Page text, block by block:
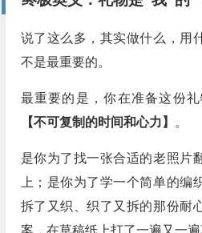
说了这么多，其实做什么，用
不是最重要的。
最重要的是，你在准备这份
【不可复制的时间和心力】
。
是你为了找一张合适的老照片
上；是你为了学一个简单的编
拆了又织、织了又拆的那份耐
案，在草稿纸上打了一遍又一遍